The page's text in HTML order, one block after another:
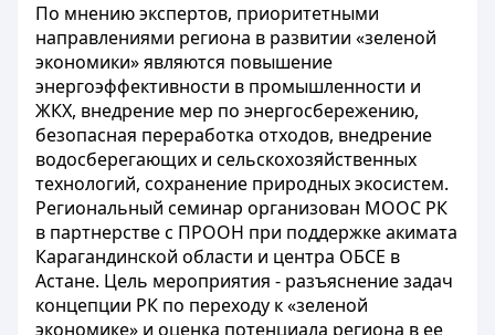
По мнению экспертов, приоритетными
направлениями региона в развитии «зеленой
экономики» являются повышение
энергоэффективности в промышленности и
ЖКХ, внедрение мер по энергосбережению,
безопасная переработка отходов, внедрение
водосберегающих и сельскохозяйственных
технологий, сохранение природных экосистем.
Региональный семинар организован МООС РК
в партнерстве с ПРООН при поддержке акимата
Карагандинской области и центра ОБСЕ в
Астане. Цель мероприятия - разъяснение задач
концепции РК по переходу к «зеленой
экономике» и оценка потенциала региона в ее